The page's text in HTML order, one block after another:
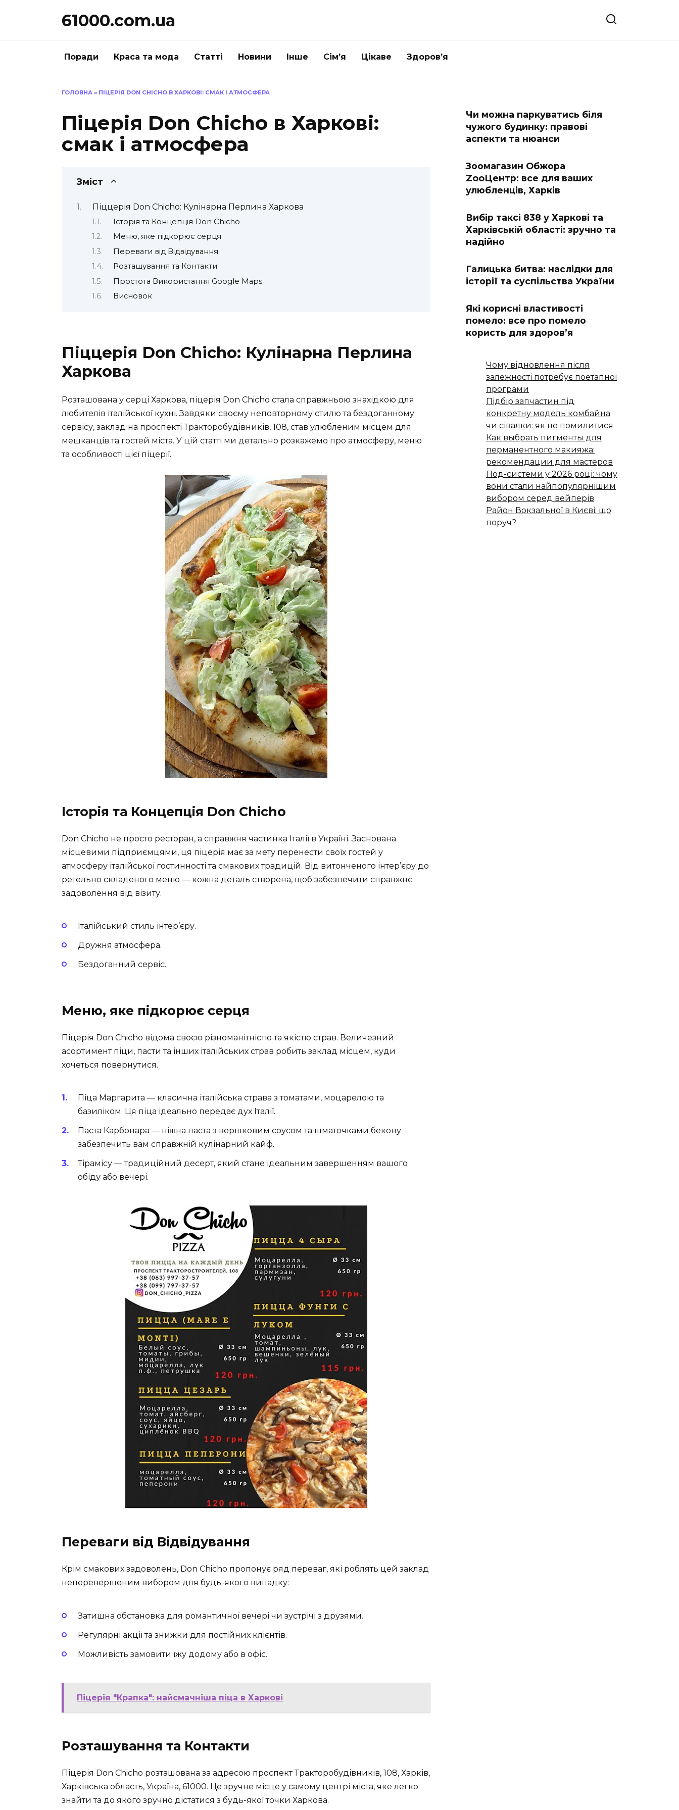
61000.com.ua
Поради Краса та мода Статті Новини Інше Сім’я Цікаве Здоров’я
ГОЛОВНА » ПІЦЕРІЯ DON CHICHO В ХАРКОВІ: СМАК І АТМОСФЕРА
Піцерія Don Chicho в Харкові:
смак і атмосфера
Зміст
Піццерія Don Chicho: Кулінарна Перлина Харкова
Історія та Концепція Don Chicho
Меню, яке підкорює серця
Переваги від Відвідування
Розташування та Контакти
Простота Використання Google Maps
Висновок
Піццерія Don Chicho: Кулінарна Перлина
Харкова
Розташована у серці Харкова, піцерія Don Chicho стала справжньою знахідкою для
любителів італійської кухні. Завдяки своєму неповторному стилю та бездоганному
сервісу, заклад на проспекті Тракторобудівників, 108, став улюбленим місцем для
мешканців та гостей міста. У цій статті ми детально розкажемо про атмосферу, меню
та особливості цієї піцерії.
Історія та Концепція Don Chicho
Don Chicho не просто ресторан, а справжня частинка Італії в Україні. Заснована
місцевими підприємцями, ця піцерія має за мету перенести своїх гостей у
атмосферу італійської гостинності та смакових традицій. Від витонченого інтер’єру до
ретельно складеного меню — кожна деталь створена, щоб забезпечити справжнє
задоволення від візиту.
Італійський стиль інтер’єру.
Дружня атмосфера.
Бездоганний сервіс.
Меню, яке підкорює серця
Піцерія Don Chicho відома своєю різноманітністю та якістю страв. Величезний
асортимент піци, пасти та інших італійських страв робить заклад місцем, куди
хочеться повернутися.
Піца Маргарита — класична італійська страва з томатами, моцарелою та
базиліком. Ця піца ідеально передає дух Італії.
Паста Карбонара — ніжна паста з вершковим соусом та шматочками бекону
забезпечить вам справжній кулінарний кайф.
Тірамісу — традиційний десерт, який стане ідеальним завершенням вашого
обіду або вечері.
Переваги від Відвідування
Крім смакових задоволень, Don Chicho пропонує ряд переваг, які роблять цей заклад
неперевершеним вибором для будь-якого випадку:
Затишна обстановка для романтичної вечері чи зустрічі з друзями.
Регулярні акції та знижки для постійних клієнтів.
Можливість замовити їжу додому або в офіс.
Піцерія "Крапка": найсмачніша піца в Харкові
Розташування та Контакти
Піцерія Don Chicho розташована за адресою проспект Тракторобудівників, 108, Харків,
Харківська область, Україна, 61000. Це зручне місце у самому центрі міста, яке легко
знайти та до якого зручно дістатися з будь-якої точки Харкова.
Чи можна паркуватись біля
чужого будинку: правові
аспекти та нюанси
Зоомагазин Обжора
ZooЦентр: все для ваших
улюбленців, Харків
Вибір таксі 838 у Харкові та
Харківській області: зручно та
надійно
Галицька битва: наслідки для
історії та суспільства України
Які корисні властивості
помело: все про помело
користь для здоров’я
Чому відновлення після
залежності потребує поетапної
програми
Підбір запчастин під
конкретну модель комбайна
чи сівалки: як не помилитися
Как выбрать пигменты для
перманентного макияжа:
рекомендации для мастеров
Под-системи у 2026 році: чому
вони стали найпопулярнішим
вибором серед вейперів
Район Вокзальної в Києві: що
поруч?